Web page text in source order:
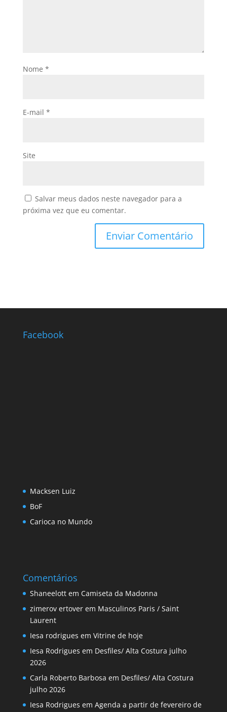
Nome *
E-mail *
Site
Salvar meus dados neste navegador para a
próxima vez que eu comentar.
Facebook
Macksen Luiz
BoF
Carioca no Mundo
Comentários
Shaneelottem Camiseta da Madonna
zimerov ertoverem Masculinos Paris / Saint
Laurent
Iesa rodrigues em Vitrine de hoje
Iesa Rodrigues em Desfiles/ Alta Costura julho
2026
Carla Roberto Barbosa em Desfiles/ Alta Costura
julho 2026
Iesa Rodrigues em Agenda a partir de fevereiro de